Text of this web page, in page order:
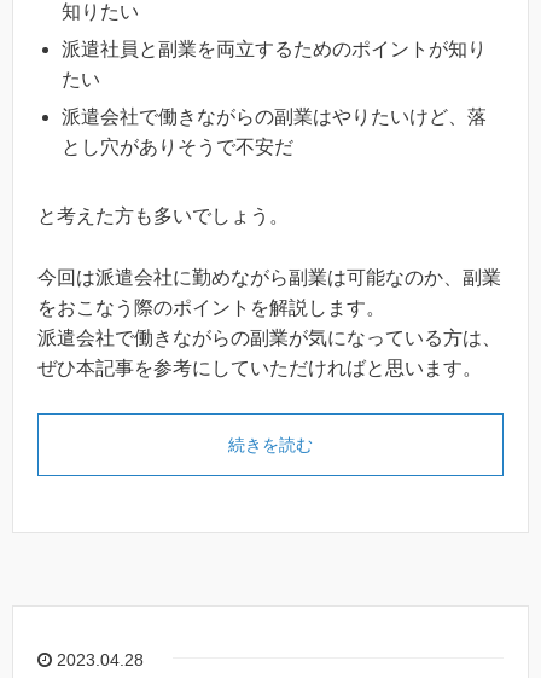
知りたい
派遣社員と副業を両立するためのポイントが知り
たい
派遣会社で働きながらの副業はやりたいけど、落
とし穴がありそうで不安だ
と考えた方も多いでしょう。
今回は派遣会社に勤めながら副業は可能なのか、副業
をおこなう際のポイントを解説します。
派遣会社で働きながらの副業が気になっている方は、
ぜひ本記事を参考にしていただければと思います。
続きを読む
2023.04.28